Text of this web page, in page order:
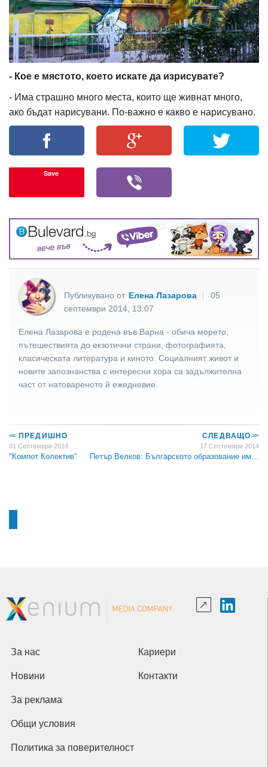
- Кое е мястото, което искате да изрисувате?
- Има страшно много места, които ще живнат много,
ако бъдат нарисувани. По-важно е какво е нарисувано.
Save
Публикувано от Елена Лазарова
05
септември 2014, 13:07
Елена Лазарова е родена във Варна - обича морето,
пътешествията до екзотични страни, фотографията,
класическата литература и киното. Социалният живот и
новите запознанства с интересни хора са задължителна
част от натовареното й ежедневие.
<<ПРЕДИШНО
01 Септември 2014
"Компот Колектив"
СЛЕДВАЩО>>
17 Септември 2014
Петър Велков: Българското образование им…
За нас Кариери
Новини Контакти
За реклама
Общи условия
Политика за поверителност